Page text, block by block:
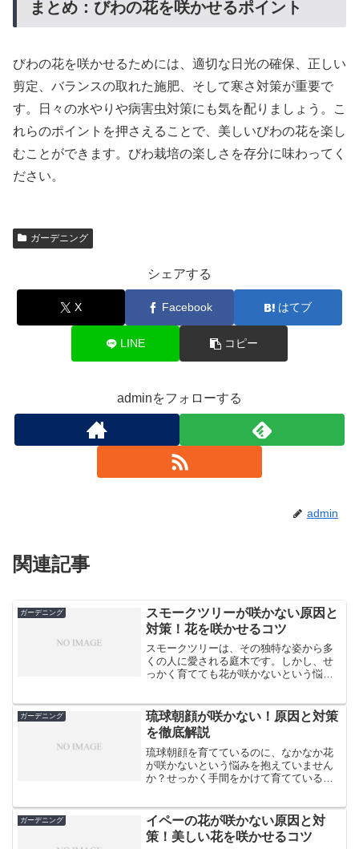
まとめ：びわの花を咲かせるポイント
びわの花を咲かせるためには、適切な日光の確保、正しい
剪定、バランスの取れた施肥、そして寒さ対策が重要で
す。日々の水やりや病害虫対策にも気を配りましょう。こ
れらのポイントを押さえることで、美しいびわの花を楽し
むことができます。びわ栽培の楽しさを存分に味わってく
ださい。
ガーデニング
シェアする
X Facebook はてブ
LINE コピー
adminをフォローする
admin
関連記事
ガーデニング
スモークツリーが咲かない原因と
対策！花を咲かせるコツ
スモークツリーは、その独特な姿から多
くの人に愛される庭木です。しかし、せ
っかく育てても花が咲かないという悩み
を詳しく解説し、確実に花を咲かせるた
めのコツをお伝えします。...
ガーデニング
琉球朝顔が咲かない！原因と対策
を徹底解説
琉球朝顔を育てているのに、なかなか花
が咲かないという悩みを抱えていません
か？せっかく手間をかけて育てているの
球朝顔が咲かない原因はいくつかあり、
適切な対策を取ることで、...
ガーデニング
イペーの花が咲かない原因と対
策！美しい花を咲かせるコツ